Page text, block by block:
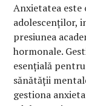
Anxietatea
adolescenților,
presiunea
hormonale.
esențială
sănătății
gestiona